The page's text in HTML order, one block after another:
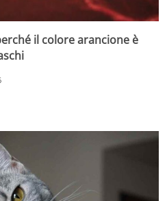
il colore arancione è